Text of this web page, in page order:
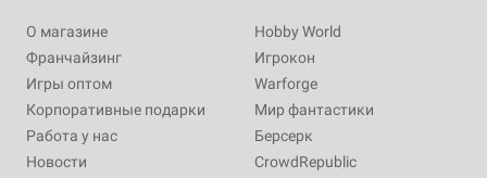
О магазине
Франчайзинг
Игры оптом
Корпоративные подарки
Работа у нас
Новости
Hobby World
Игрокон
Warforge
Мир фантастики
Берсерк
CrowdRepublic